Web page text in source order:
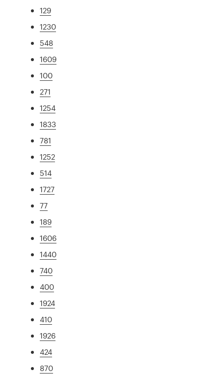
129
1230
548
1609
100
271
1254
1833
781
1252
514
1727
77
189
1606
1440
740
400
1924
410
1926
424
870